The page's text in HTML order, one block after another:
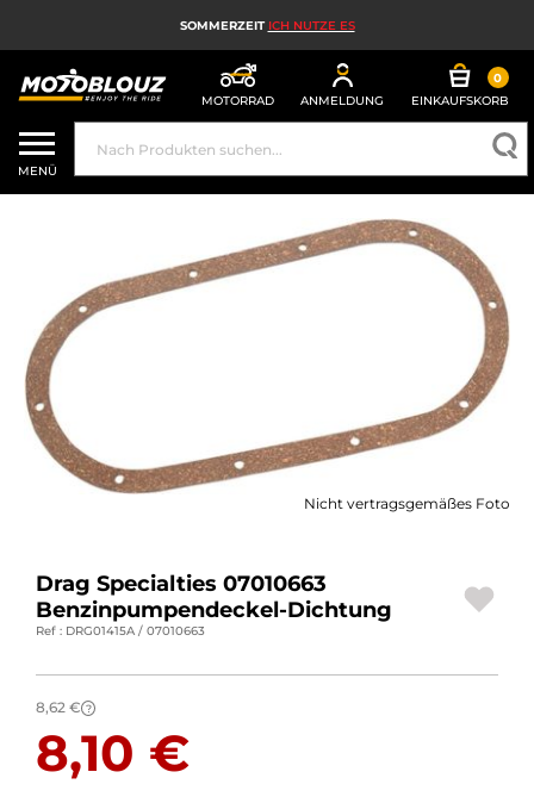
SOMMERZEIT ICH NUTZE ES
MOTORRAD ANMELDUNG
0
EINKAUFSKORB
MOTORRADHELM
MOTORRADAUSRÜSTUNG FÜR HERREN
MOTORRADAUSRÜSTUNG FÜR DAMEN
MX, ENDURO UND TRAIL
MOTORRADTEILE UND WERKZEUGE
MOTORRADZUBEHÖR
SPORTBEKLEIDUNG
DE | EUR €
MENÜ
Nicht vertragsgemäßes Foto
Drag Specialties 07010663
Benzinpumpendeckel-Dichtung
Ref : DRG01415A / 07010663
8,62 € ?
8,10 €